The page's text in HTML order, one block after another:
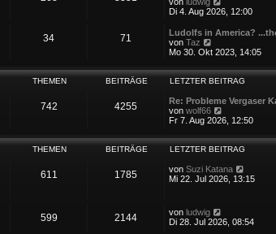
gi
r
g
t
e
B
i
r
a
e
e
t
r
B
i
r
g
Di 4. Aug 2026, 12:00
34 71
Ludolfs in America?
von Taz
e
e
s
e
r
B
i
t
a
g
Mo 30. Okt 2023, 14:05
THEMEN BEITRÄGE LETZTER BEITRAG
742 4255
Re: Probleme Vergaser
von wolf66
e
e
s
e
r
t
r
Fr 7. Aug 2026, 12:50
THEMEN BEITRÄGE LETZTER BEITRAG
611 1785 von Suzi Katana
e
t
e
Mi 22. Jul 2026, 13:15
599 2144 von ludwig
e
Di 28. Jul 2026, 08:54